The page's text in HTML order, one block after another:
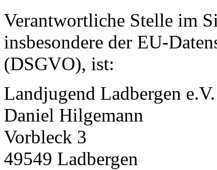
Verantwortliche Stelle im
insbesondere der EU-
(DSGVO), ist:
Landjugend Ladbergen e.V.
Daniel Hilgemann
Vorbleck 3
49549 Ladbergen